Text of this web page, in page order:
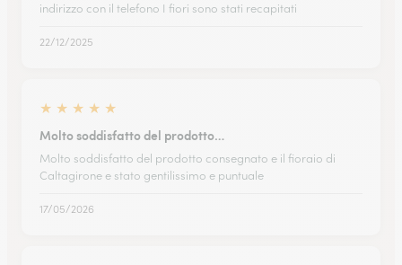
indirizzo con il telefono I fiori sono stati recapitati
22/12/2025
★ ★ ★ ★ ★
Molto soddisfatto del prodotto…
Molto soddisfatto del prodotto consegnato e il fioraio di
Caltagirone e stato gentilissimo e puntuale
17/05/2026